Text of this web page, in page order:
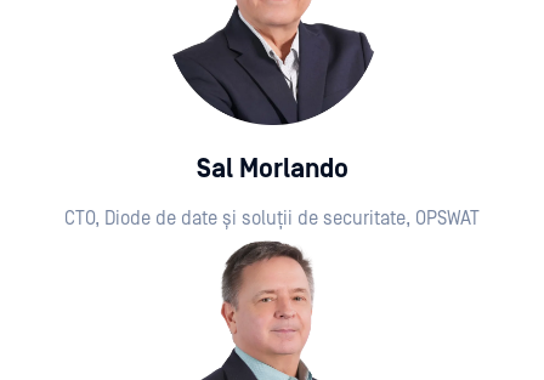
Sal Morlando
CTO, Diode de date și soluții de securitate, OPSWAT